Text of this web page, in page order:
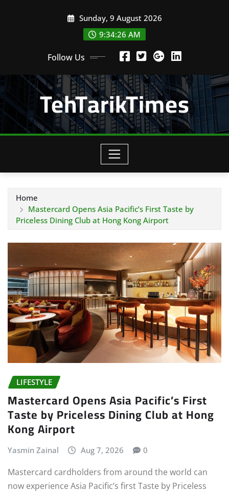
Sunday, 9 August 2026
9:34:28 AM
Follow Us
TehTarikTimes
Home
Mastercard Opens Asia Pacific’s First Taste by
Priceless Dining Club at Hong Kong Airport
LIFESTYLE
Mastercard Opens Asia Pacific’s First
Taste by Priceless Dining Club at Hong
Kong Airport
Yasmin Zainal Aug 7, 2026 0
Mastercard cardholders from around the world can
now experience Asia Pacific’s first Taste by Priceless